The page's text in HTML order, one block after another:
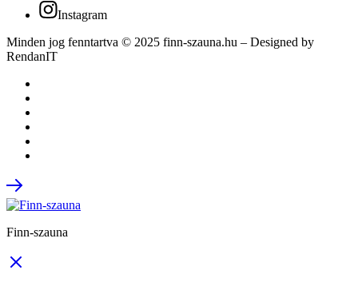
Instagram
Minden jog fenntartva © 2025 finn-szauna.hu – Designed by
RendanIT
Finn-szauna